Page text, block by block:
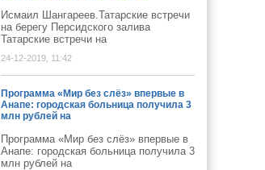
Исмаил Шангареев.Татарские встречи
на берегу Персидского залива
Татарские встречи на
24-12-2019, 11:42
Программа «Мир без слёз» впервые в
Анапе: городская больница получила 3
млн рублей на
Программа «Мир без слёз» впервые в
Анапе: городская больница получила 3
млн рублей на